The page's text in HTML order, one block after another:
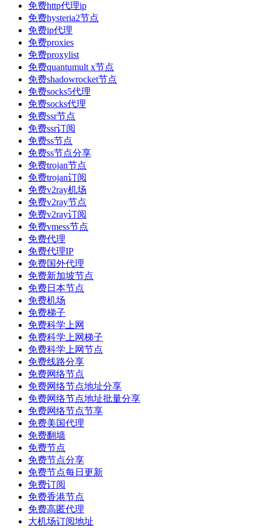
免费http代理ip
免费hysteria2节点
免费ip代理
免费proxies
免费proxylist
免费quantumult x节点
免费shadowrocket节点
免费socks5代理
免费socks代理
免费ssr节点
免费ssr订阅
免费ss节点
免费ss节点分享
免费trojan节点
免费trojan订阅
免费v2ray机场
免费v2ray节点
免费v2ray订阅
免费vmess节点
免费代理
免费代理IP
免费国外代理
免费新加坡节点
免费日本节点
免费机场
免费梯子
免费科学上网
免费科学上网梯子
免费科学上网节点
免费线路分享
免费网络节点
免费网络节点地址分享
免费网络节点地址批量分享
免费网络节点节享
免费美国代理
免费翻墙
免费节点
免费节点分享
免费节点每日更新
免费订阅
免费香港节点
免费高匿代理
大机场订阅地址